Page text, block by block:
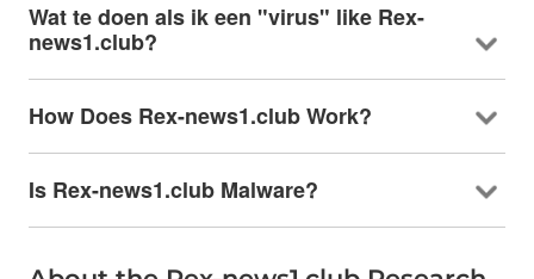
Wat te doen als ik een "virus" like Rex-
news1.club?
How Does Rex-news1.club Work?
Is Rex-news1.club Malware?